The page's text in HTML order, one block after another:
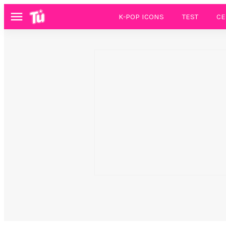
Menú K-POP ICONS TEST